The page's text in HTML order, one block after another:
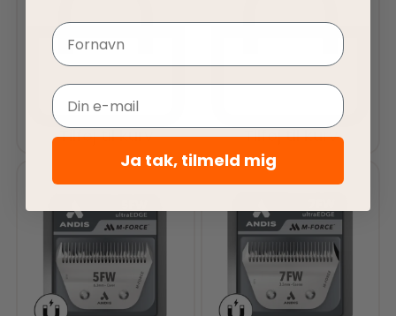
Tilføj til kurv Tilføj til kurv
Navn
Email
Ja tak, tilmeld mig